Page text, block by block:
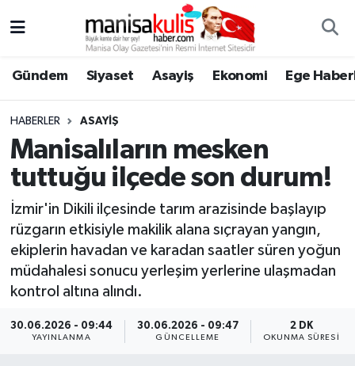
Gündem Siyaset Asayiş Ekonomi Ege
HABERLER ASAYIŞ
Manisalıların mesken
tuttuğu ilçede son durum!
İzmir'in Dikili ilçesinde tarım arazisinde başlayıp
rüzgarın etkisiyle makilik alana sıçrayan yangın,
ekiplerin havadan ve karadan saatler süren yoğun
müdahalesi sonucu yerleşim yerlerine ulaşmadan
kontrol altına alındı.
30.06.2026 - 09:44
YAYINLANMA
30.06.2026 - 09:47
GÜNCELLEME
2 DK
OKUNMA SÜRESI
Ege Haberleri
Ekonomi
Genel
Gündem
Resmi İlan
Spor
Yunusemre Hava Durumu
Yunusemre Trafik Yoğunluk Haritası
Süper Lig Puan Durumu ve Fikstür
Tüm Manşetler
Son Dakika Haberleri